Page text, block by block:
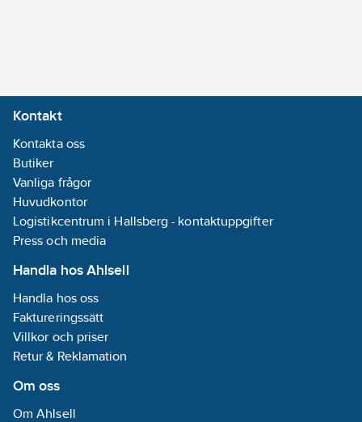
Kontakt
Kontakta oss
Butiker
Vanliga frågor
Huvudkontor
Logistikcentrum i Hallsberg - kontaktuppgifter
Press och media
Handla hos Ahlsell
Handla hos oss
Faktureringssätt
Villkor och priser
Retur & Reklamation
Om oss
Om Ahlsell